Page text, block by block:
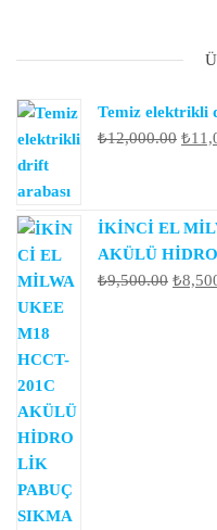
Temiz elektrikli
₺12,000.00 ₺
İKİNCİ EL
AKÜLÜ
₺9,500.00 ₺